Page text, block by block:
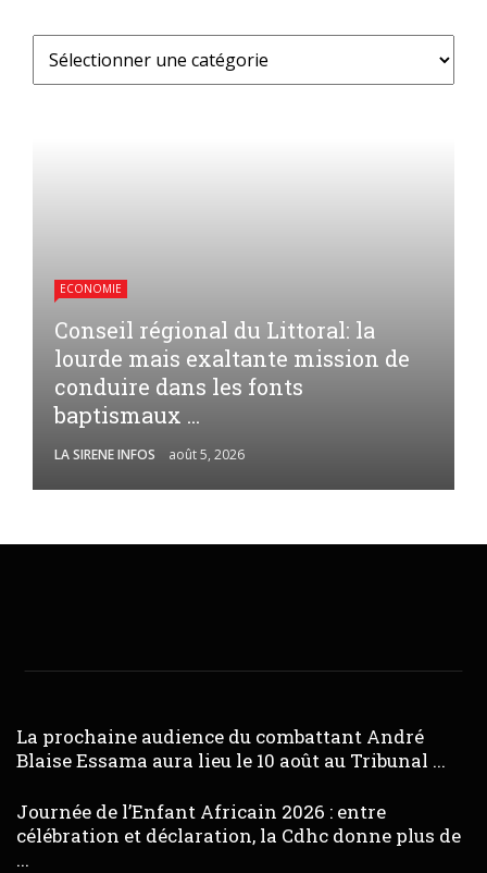
ECONOMIE
Conseil régional du Littoral: la
lourde mais exaltante mission de
conduire dans les fonts
baptismaux ...
LA SIRENE INFOS août 5, 2026
La prochaine audience du combattant André
Blaise Essama aura lieu le 10 août au Tribunal ...
Journée de l’Enfant Africain 2026 : entre
célébration et déclaration, la Cdhc donne plus de
...